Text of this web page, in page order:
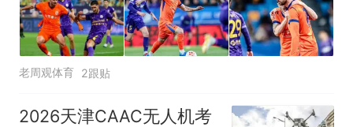
老周观体育 2跟贴
2026天津CAAC无人机考